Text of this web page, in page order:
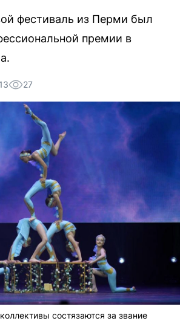
фестиваль из Перми был
премии в
27
состязаются за звание